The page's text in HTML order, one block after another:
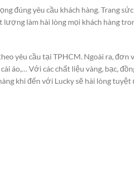
đúng yêu cầu khách hàng. Trang sức
lượng làm hài lòng mọi khách hàng
yêu cầu tại TPHCM. Ngoài ra, đơn
áo,… Với các chất liệu vàng, bạc,
khi đến với Lucky sẽ hài lòng tuyệt